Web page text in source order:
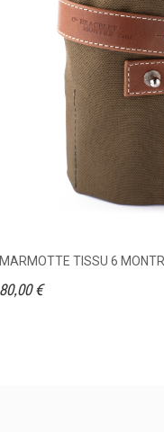
MARMOTTE TISSU 6
80,00 €